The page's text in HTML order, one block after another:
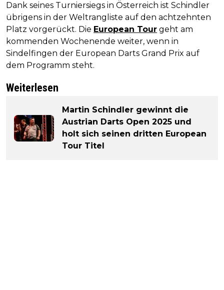
Dank seines Turniersiegs in Österreich ist Schindler
übrigens in der Weltrangliste auf den achtzehnten
Platz vorgerückt. Die European Tour geht am
kommenden Wochenende weiter, wenn in
Sindelfingen der European Darts Grand Prix auf
dem Programm steht.
Weiterlesen
Martin Schindler gewinnt die
Austrian Darts Open 2025 und
holt sich seinen dritten European
Tour Titel